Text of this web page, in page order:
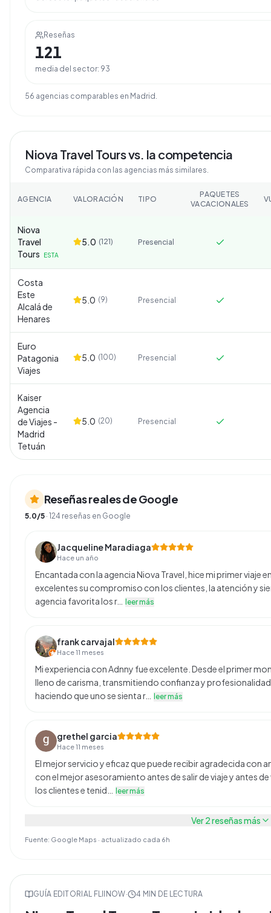
Reseñas
121
media del sector: 93
56 agencias comparables en Madrid .
Niova Travel Toursvs. la competencia
Comparativa rápida con las agencias más similares.
AGENCIA VALORACIÓN TIPO
PAQUETES
VACACIONALES
Niova
Travel
Tours
ESTA
5.0 (121) Presencial
Costa
Este
Alcalá de
Henares
5.0 (9) Presencial
Euro
Patagonia
Viajes
5.0 (100) Presencial
Kaiser
Agencia
de Viajes -
Madrid
Tetuán
5.0 (20) Presencial
Reseñas reales de Google
5.0/5 · 124 reseñas en Google
Jacqueline Maradiaga
Hace un año
Encantada con la agencia Niova Travel, hice mi primer viaje
excelentes su compromiso con los clientes, la atención y
agencia favorita los r…
leer más
frank carvajal
Hace 11 meses
Mi experiencia con Adnny fue excelente. Desde el primer
lleno de carisma, transmitiendo confianza y
haciendo que uno se sienta r…
leer más
grethel garcia
Hace 11 meses
El mejor servicio y eficaz que puede recibir agradecida con
con el mejor asesoramiento antes de salir de viaje y antes
los clientes e tenid…
leer más
Ver2reseñas más
Fuente: Google Maps · actualizado cada 6h
GUÍA EDITORIAL FLIINOW· 4 MIN DE LECTURA